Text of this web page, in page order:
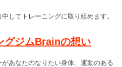
してトレーニングに取り組めます。
グジムBrainの想い
あなたのなりたい身体、運動のある